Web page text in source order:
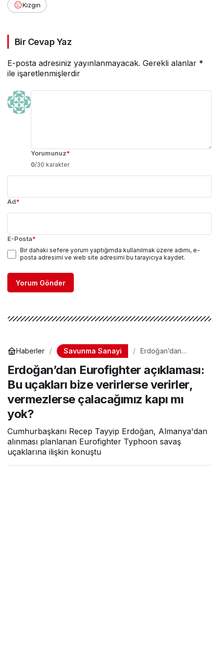
Kızgın
Bir Cevap Yaz
E-posta adresiniz yayınlanmayacak. Gerekli alanlar *
ile işaretlenmişlerdir
Yorumunuz*
0/30 karakter
Ad*
E-Posta*
Bir dahaki sefere yorum yaptığımda kullanılmak üzere adımı, e-
posta adresimi ve web site adresimi bu tarayıcıya kaydet.
Yorum Gönder
Haberler Savunma Sanayi
Erdoğan’dan
açıklaması: Bu
uçakları bize
verirlerse verirler,
çalacağımız kapı mı
Erdoğan’dan Eurofighter açıklaması:
Bu uçakları bize verirlerse verirler,
vermezlerse çalacağımız kapı mı
yok?
Cumhurbaşkanı Recep Tayyip Erdoğan, Almanya'dan
alınması planlanan Eurofighter Typhoon savaş
uçaklarına ilişkin konuştu